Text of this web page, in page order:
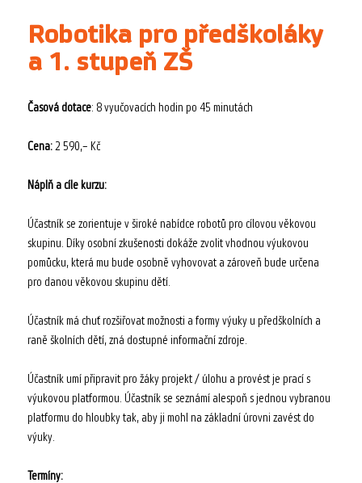
Robotika pro předškoláky
a 1. stupeň ZŠ
Časová dotace: 8 vyučovacích hodin po 45 minutách
Cena:2 590,– Kč
Náplň a cíle kurzu:
Účastník se zorientuje v široké nabídce robotů pro cílovou věkovou
skupinu. Díky osobní zkušenosti dokáže zvolit vhodnou výukovou
pomůcku, která mu bude osobně vyhovovat a zároveň bude určena
pro danou věkovou skupinu dětí.
Účastník má chuť rozšiřovat možnosti a formy výuky u předškolních a
raně školních dětí, zná dostupné informační zdroje.
Účastník umí připravit pro žáky projekt / úlohu a provést je prací s
výukovou platformou. Účastník se seznámí alespoň s jednou vybranou
platformu do hloubky tak, aby ji mohl na základní úrovni zavést do
výuky.
Termíny: